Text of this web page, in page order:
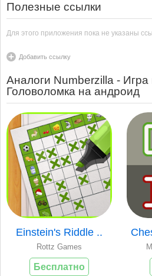
Полезные ссылки
Для этого приложения пока не указаны
Добавить ссылку
Аналоги Numberzilla - Игра
Головоломка на андроид
Einstein's Riddle ..
Rottz Games
Бесплатно